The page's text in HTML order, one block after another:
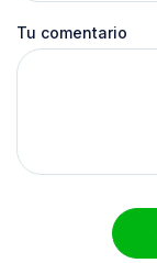
Tu comentario